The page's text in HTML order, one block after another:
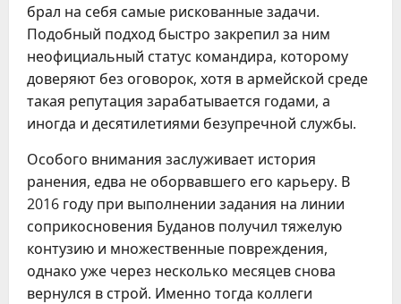
брал на себя самые рискованные задачи.
Подобный подход быстро закрепил за ним
неофициальный статус командира, которому
доверяют без оговорок, хотя в армейской среде
такая репутация зарабатывается годами, а
иногда и десятилетиями безупречной службы.
Особого внимания заслуживает история
ранения, едва не оборвавшего его карьеру. В
2016 году при выполнении задания на линии
соприкосновения Буданов получил тяжелую
контузию и множественные повреждения,
однако уже через несколько месяцев снова
вернулся в строй. Именно тогда коллеги